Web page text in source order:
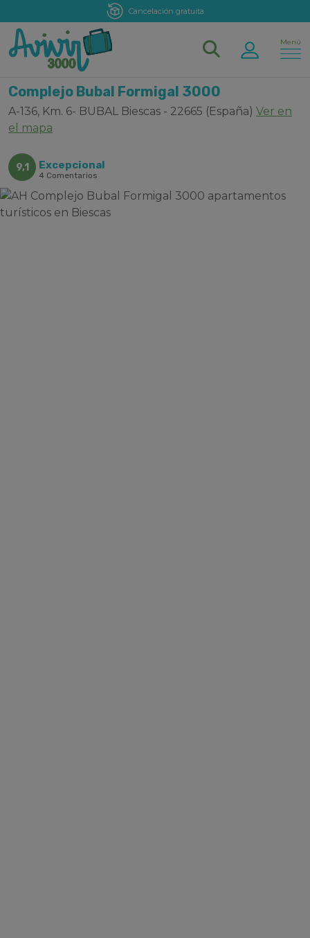
Cancelación gratuita
Menú
Complejo Bubal Formigal 3000
A-136, Km. 6- BUBAL Biescas - 22665 (España) Ver en
el mapa
9,1 Excepcional
4 Comentarios